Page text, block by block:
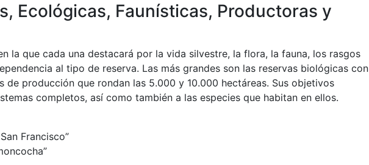
Ecológicas, Faunísticas, Productoras y
la que cada una destacará por la vida silvestre, la flora, la fauna, los rasgos
al tipo de reserva. Las más grandes son las reservas biológicas con
de producción que rondan las 5.000 y 10.000 hectáreas. Sus objetivos
completos, así como también a las especies que habitan en ellos.
Francisco”